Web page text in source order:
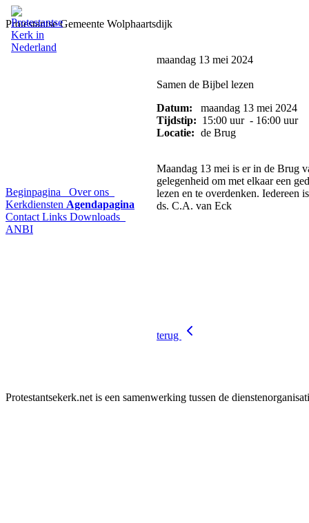
Protestantse Gemeente Wolphaartsdijk
Beginpagina
Over ons
Kerkdiensten Agendapagina
Contact Links Downloads
ANBI
maandag 13 mei 2024
Samen de Bijbel lezen
Datum:
maandag 13 mei 2024
Tijdstip: 15:00 uur - 16:00 uur
Locatie: de Brug
Maandag 13 mei is er in de Brug
gelegenheid om met elkaar een
lezen en te overdenken. Iedereen
ds. C.A. van Eck
terug
Protestantsekerk.net is een samenwerking tussen de